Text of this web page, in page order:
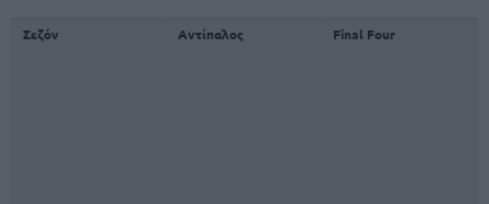
Σεζόν Αντίπαλος Final Four